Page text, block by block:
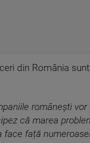
din România
românești
că marea
face față